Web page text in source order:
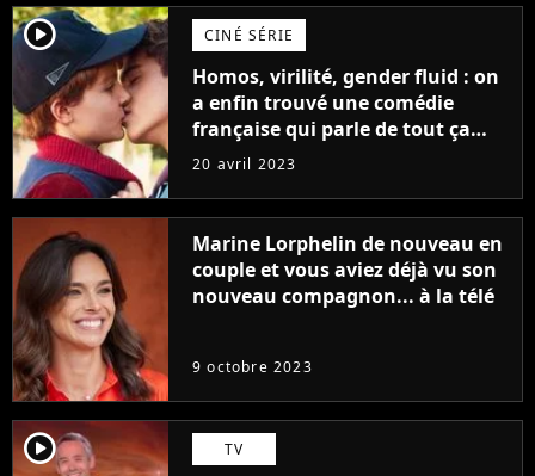
player2 CINÉ SÉRIE
Homos, virilité, gender fluid : on
a enfin trouvé une comédie
française qui parle de tout ça
sans être super ringarde
20 avril 2023
Marine Lorphelin de nouveau en
couple et vous aviez déjà vu son
nouveau compagnon... à la télé
9 octobre 2023
player2 TV